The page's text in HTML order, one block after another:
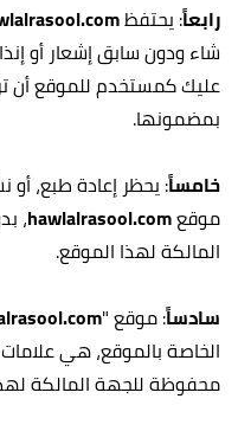
رابعاً: يحتفظ
شاء ودون سابق إشعار أو
عليك كمستخدم للموقع أن
بمضمونها.
خامساً: يحظر إعادة طبع، أو
موقعhawlalrasool.com،
المالكة لهذا الموقع.
سادساً: موقع "
الخاصة بالموقع، هي
محفوظة للجهة المالكة